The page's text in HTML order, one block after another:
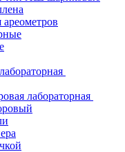
лабораторная